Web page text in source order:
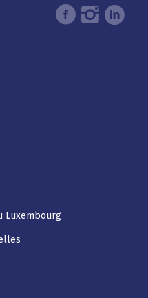
Luxembourg